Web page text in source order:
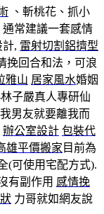
、斬桃花、抓小
常建議一套感情
, 雷射切割 鋁擠型
挽回合和法，可浪
雅山 居家風水婚姻
子嚴真人專研仙
男友就要離我而
辦公室設計 包裝代
雄平價搬家 目前為
(可使用宅配方式).
有副作用 感情挽
力哥就如網友說